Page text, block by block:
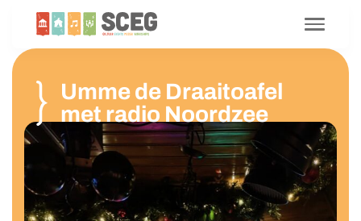
Umme de Draaitoafel
met radio Noordzee